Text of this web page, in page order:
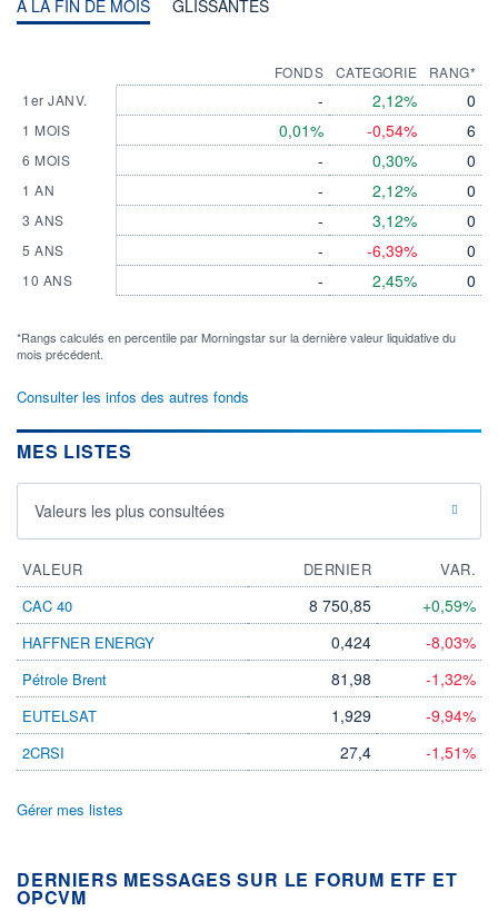
A LA FIN DE MOIS GLISSANTES
1er JANV.
1 MOIS
6 MOIS
1 AN
3 ANS
5 ANS
10 ANS
FONDS
-
0,01%
-
-
-
-
-
CATEGORIE
2,12%
-0,54%
0,30%
2,12%
3,12%
-6,39%
2,45%
RANG*
0
6
0
0
0
0
0
*Rangs calculés en percentile par Morningstar sur la dernière valeur liquidative du
mois précédent.
Consulter les infos des autres fonds
MES LISTES
Valeurs les plus consultées
VALEUR DERNIER
VAR.
CAC 40
8 750,85 +0,59%
HAFFNER ENERGY 0,424 -8,03%
Pétrole Brent 81,98 -1,32%
EUTELSAT 1,929 -9,94%
2CRSI 27,4 -1,51%
Gérer mes listes
DERNIERS MESSAGES SUR LE FORUM ETF ET
OPCVM